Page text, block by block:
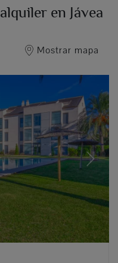
en Jávea
Mostrar mapa
Next